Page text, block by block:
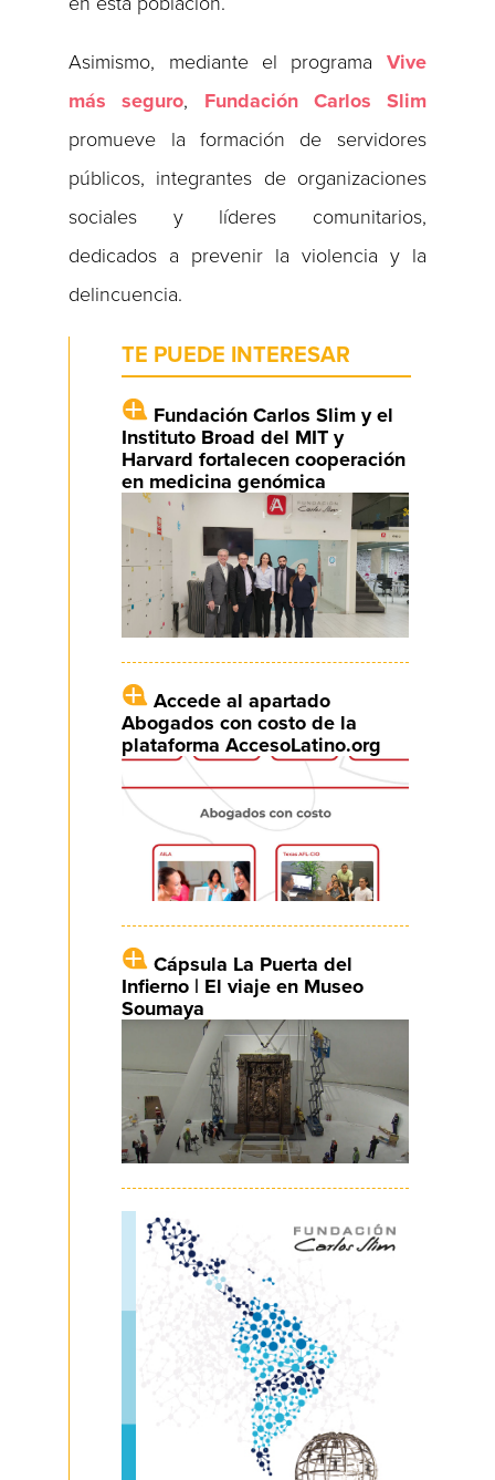
Asimismo, mediante el programa Vive
más seguro, Fundación Carlos Slim
promueve la formación de servidores
públicos, integrantes de organizaciones
sociales y líderes comunitarios,
dedicados a prevenir la violencia y la
delincuencia.
TE PUEDE INTERESAR
Fundación Carlos Slim y el
Instituto Broad del MIT y
Harvard fortalecen cooperación
en medicina genómica
Accede al apartado
Abogados con costo de la
plataforma AccesoLatino.org
Cápsula La Puerta del
Infierno | El viaje en Museo
Soumaya